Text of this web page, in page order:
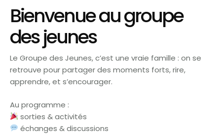
Bienvenue au groupe
des jeunes
Le Groupe des Jeunes, c’est une vraie famille : on se
retrouve pour partager des moments forts, rire,
apprendre, et s’encourager.
Au programme :
sorties & activités
échanges & discussions